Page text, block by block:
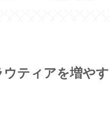
ティアを増やす